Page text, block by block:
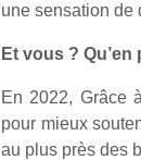
une sensation de
Et vous ?
En 2022, Grâce
pour mieux
au plus près des